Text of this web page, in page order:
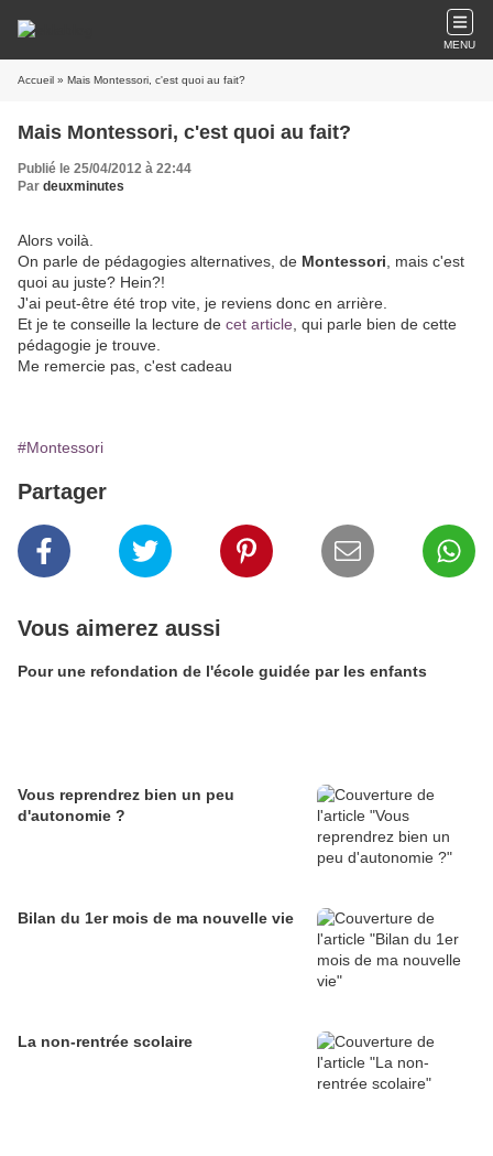
MENU
Accueil » Mais Montessori, c'est quoi au fait?
Mais Montessori, c'est quoi au fait?
Publié le 25/04/2012 à 22:44
Par deuxminutes
Alors voilà.
On parle de pédagogies alternatives, de Montessori , mais c'est
quoi au juste? Hein?!
J'ai peut-être été trop vite, je reviens donc en arrière.
Et je te conseille la lecture de cet article , qui parle bien de cette
pédagogie je trouve.
Me remercie pas, c'est cadeau
#Montessori
Partager
Vous aimerez aussi
Pour une refondation de l'école guidée par les enfants
Vous reprendrez bien un peu
d'autonomie ?
Bilan du 1er mois de ma nouvelle vie
La non-rentrée scolaire